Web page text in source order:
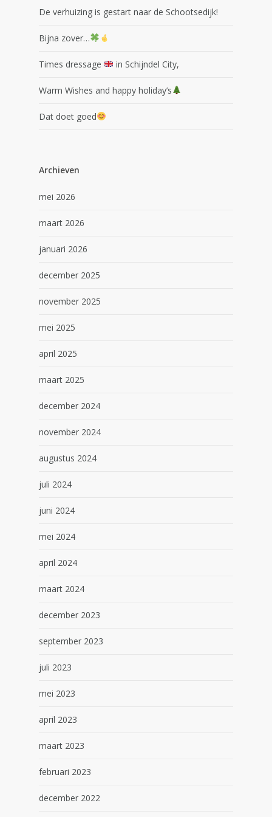
De verhuizing is gestart naar de Schootsedijk!
Bijna zover…
Times dressage in Schijndel City,
Warm Wishes and happy holiday’s
Dat doet goed
Archieven
mei 2026
maart 2026
januari 2026
december 2025
november 2025
mei 2025
april 2025
maart 2025
december 2024
november 2024
augustus 2024
juli 2024
juni 2024
mei 2024
april 2024
maart 2024
december 2023
september 2023
juli 2023
mei 2023
april 2023
maart 2023
februari 2023
december 2022